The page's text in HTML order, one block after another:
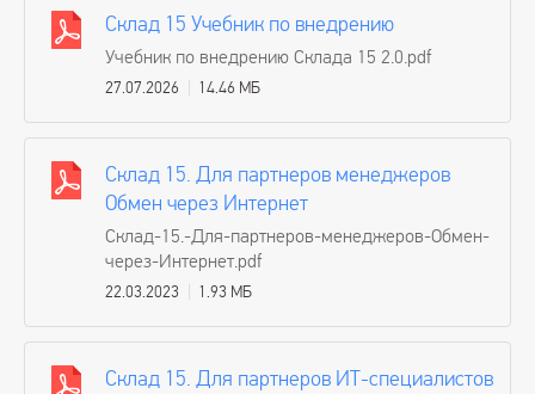
Склад 15 Учебник по внедрению
Учебник по внедрению Склада 15 2.0.pdf
27.07.2026 14.46 МБ
Склад 15. Для партнеров менеджеров
Обмен через Интернет
Склад-15.-Для-партнеров-менеджеров-Обмен-
через-Интернет.pdf
22.03.2023 1.93 МБ
Склад 15. Для партнеров ИТ-специалистов